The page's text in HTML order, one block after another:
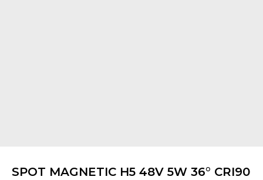
SPOT MAGNETIC H5 48V 5W 36° CRI90